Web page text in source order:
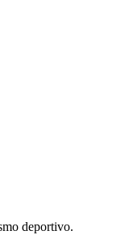
deportivo.